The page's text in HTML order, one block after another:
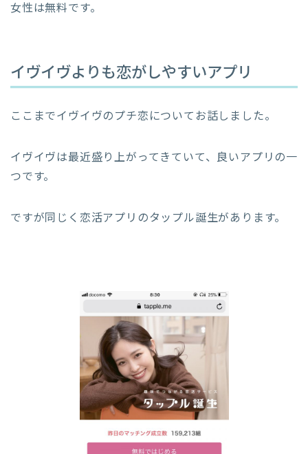
女性は無料です。
イヴイヴよりも恋がしやすいアプリ
ここまでイヴイヴのプチ恋についてお話しました。
イヴイヴは最近盛り上がってきていて、良いアプリの一
つです。
ですが同じく恋活アプリのタップル誕生があります。